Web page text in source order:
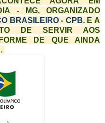
- MG, ORGANIZADO
BRASILEIRO - CPB. E A
DE SERVIR AOS
DE QUE AINDA